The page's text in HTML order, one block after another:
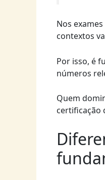
Nos
contextos
Por isso, é
números
Quem
certificação